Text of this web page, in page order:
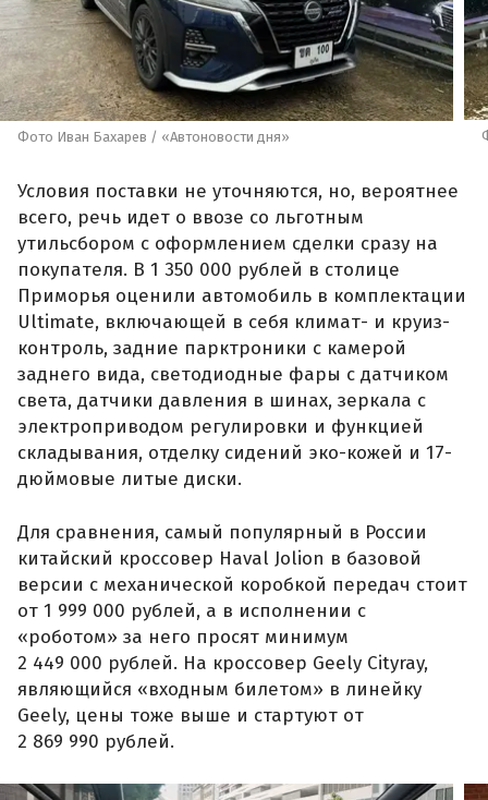
Фото Иван Бахарев / «Автоновости дня»
Условия поставки не уточняются, но, вероятнее
всего, речь идет о ввозе со льготным
утильсбором с оформлением сделки сразу на
покупателя. В 1 350 000 рублей в столице
Приморья оценили автомобиль в комплектации
Ultimate, включающей в себя климат- и круиз-
контроль, задние парктроники с камерой
заднего вида, светодиодные фары с датчиком
света, датчики давления в шинах, зеркала с
электроприводом регулировки и функцией
складывания, отделку сидений эко-кожей и 17-
дюймовые литые диски.
Для сравнения, самый популярный в России
китайский кроссовер Haval Jolion в базовой
версии с механической коробкой передач стоит
от 1 999 000 рублей, а в исполнении с
«роботом» за него просят минимум
2 449 000 рублей. На кроссовер Geely Cityray,
являющийся «входным билетом» в линейку
Geely, цены тоже выше и стартуют от
2 869 990 рублей.